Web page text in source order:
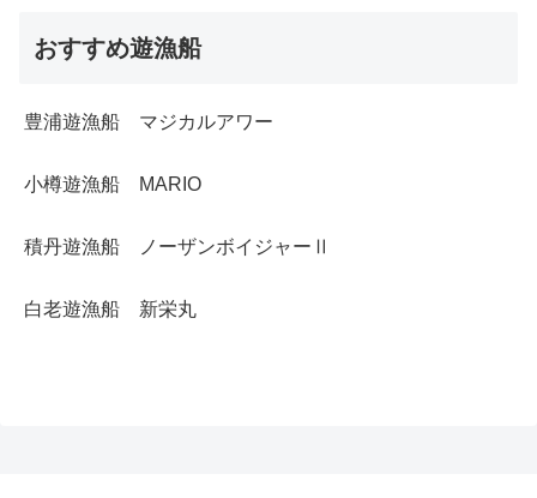
おすすめ遊漁船
豊浦遊漁船 マジカルアワー
小樽遊漁船 MARIO
積丹遊漁船 ノーザンボイジャーⅡ
白老遊漁船 新栄丸